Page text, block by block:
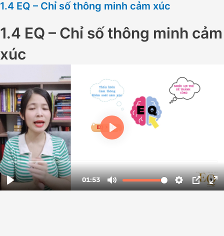
1.4 EQ – Chỉ số thông minh cảm xúc
1.4 EQ – Chỉ số thông minh cảm
xúc